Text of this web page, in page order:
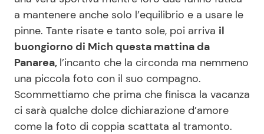
a mantenere anche solo l’equilibrio e a usare le
pinne. Tante risate e tanto sole, poi arriva il
buongiorno di Mich questa mattina da
Panarea, l’incanto che la circonda ma nemmeno
una piccola foto con il suo compagno.
Scommettiamo che prima che finisca la vacanza
ci sarà qualche dolce dichiarazione d’amore
come la foto di coppia scattata al tramonto.